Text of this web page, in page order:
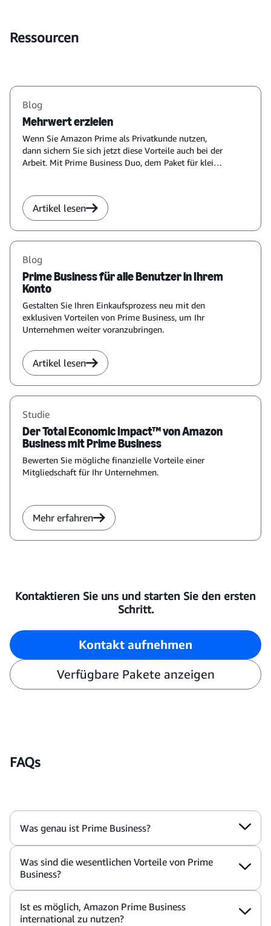
Ressourcen
Blog
Mehrwert erzielen
Wenn Sie Amazon Prime als Privatkunde nutzen,
dann sichern Sie sich jetzt diese Vorteile auch bei der
Arbeit. Mit Prime Business Duo, dem Paket für kleine
Artikel lesen
Blog
Prime Business für alle Benutzer in Ihrem
Konto
Gestalten Sie Ihren Einkaufsprozess neu mit den
exklusiven Vorteilen von Prime Business, um Ihr
Unternehmen weiter voranzubringen.
Artikel lesen
Studie
Der Total Economic Impact™ von Amazon
Business mit Prime Business
Bewerten Sie mögliche finanzielle Vorteile einer
Mitgliedschaft für Ihr Unternehmen.
Mehr erfahren
Kontaktieren Sie uns und starten Sie den ersten
Schritt.
Kontakt aufnehmen
Verfügbare Pakete anzeigen
FAQs
Was genau ist Prime Business?
Was sind die wesentlichen Vorteile von Prime
Business?
Ist es möglich, Amazon Prime Business
international zu nutzen?